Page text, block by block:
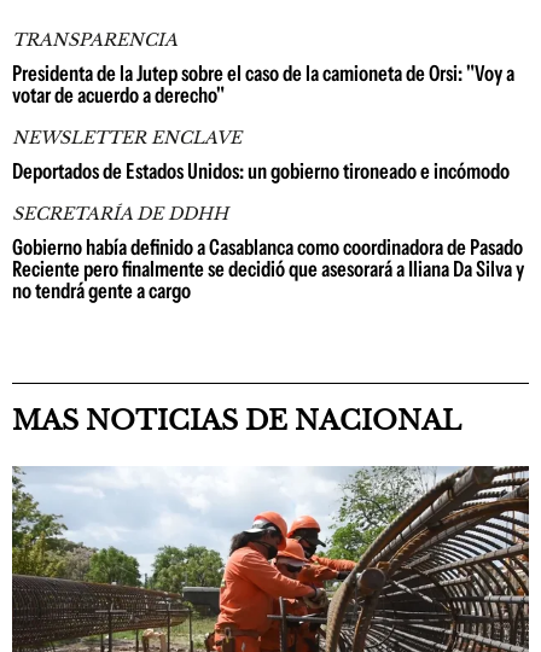
TRANSPARENCIA
Presidenta de la Jutep sobre el caso de la camioneta de Orsi: "Voy a
votar de acuerdo a derecho"
NEWSLETTER ENCLAVE
Deportados de Estados Unidos: un gobierno tironeado e incómodo
SECRETARÍA DE DDHH
Gobierno había definido a Casablanca como coordinadora de Pasado
Reciente pero finalmente se decidió que asesorará a Iliana Da Silva y
no tendrá gente a cargo
MAS NOTICIAS DE NACIONAL